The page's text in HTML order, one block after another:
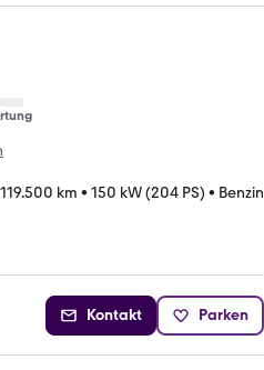
119.500 km • 150 kW (204 PS) • Benzin
Kontakt Parken